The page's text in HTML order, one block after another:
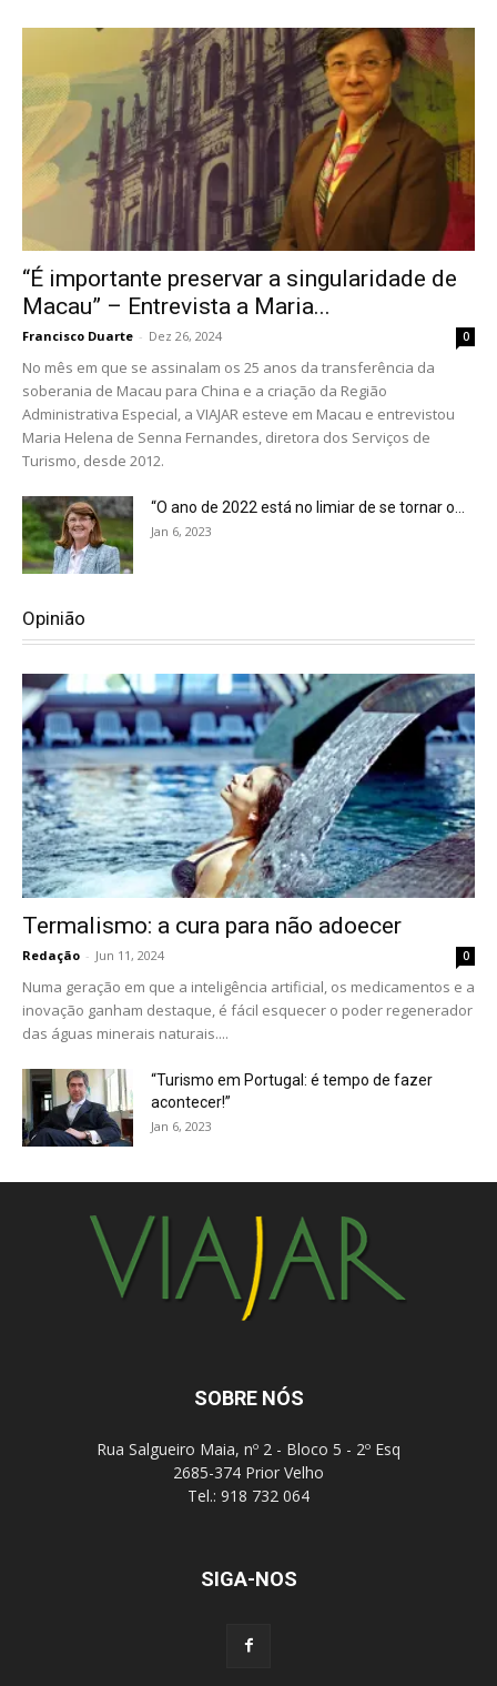
“É importante preservar a singularidade de
Macau” – Entrevista a Maria...
Francisco Duarte - Dez 26, 2024 0
No mês em que se assinalam os 25 anos da transferência da
soberania de Macau para China e a criação da Região
Administrativa Especial, a VIAJAR esteve em Macau e entrevistou
Maria Helena de Senna Fernandes, diretora dos Serviços de
Turismo, desde 2012.
“O ano de 2022 está no limiar de se tornar o...
Jan 6, 2023
Opinião
Termalismo: a cura para não adoecer
Redação - Jun 11, 2024 0
Numa geração em que a inteligência artificial, os medicamentos e a
inovação ganham destaque, é fácil esquecer o poder regenerador
das águas minerais naturais....
“Turismo em Portugal: é tempo de fazer
acontecer!”
Jan 6, 2023
SOBRE NÓS
Rua Salgueiro Maia, nº 2 - Bloco 5 - 2º Esq
2685-374 Prior Velho
Tel.: 918 732 064
SIGA-NOS